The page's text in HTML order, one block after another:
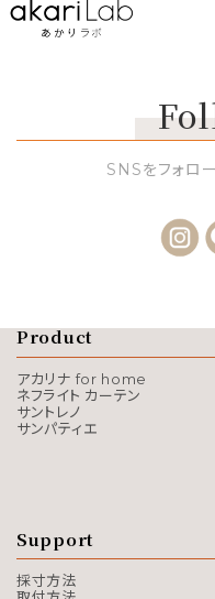
SNSをフォロ
Product
アカリナ for home
ネフライト カーテン
サントレノ
サンパティエ
Support
採寸方法